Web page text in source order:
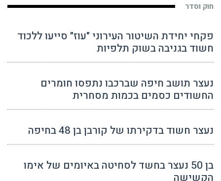
חוק וסדר
פקחי יחידת השיטור העירוני "עוז" סייעו ללכוד
חשוד בגניבה בשוק תלפיות
נעצר תושב חיפה שברכבו נתפסו חומרים
החשודים כסמים בכמות מסחרית
נעצר חשוד בדקירתו של קורבן בן 48 בחיפה
בן 50 נעצר בחשד לסחיטה באיומים של אימו
הקשישה